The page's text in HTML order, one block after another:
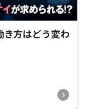
き方はどう変わ